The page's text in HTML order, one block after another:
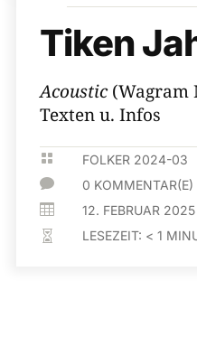
Tiken
Acoustic(Wagram
Texten u. Infos
 FOLKER 2024-03
 0 KOMMENTAR(E)
 12. FEBRUAR 2025
 LESEZEIT: < 1